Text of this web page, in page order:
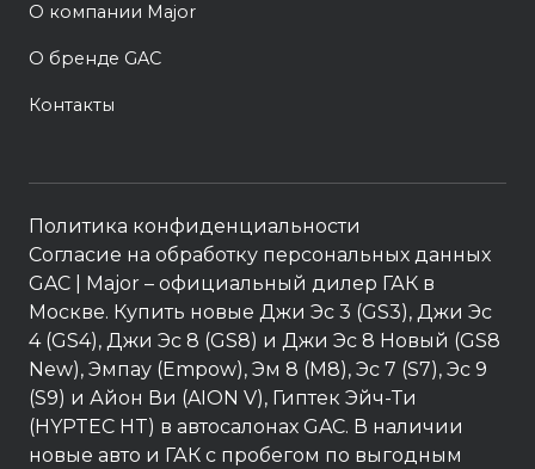
О компании Major
О бренде GAC
Контакты
Политика конфиденциальности
Согласие на обработку персональных данных
GAC | Major – официальный дилер ГАК в
Москве. Купить новые Джи Эс 3 (GS3), Джи Эс
4 (GS4), Джи Эс 8 (GS8) и Джи Эс 8 Новый (GS8
New), Эмпау (Empow), Эм 8 (M8), Эс 7 (S7), Эс 9
(S9) и Айон Ви (AION V), Гиптек Эйч-Ти
(HYPTEC HT) в автосалонах GAC. В наличии
новые авто и ГАК с пробегом по выгодным